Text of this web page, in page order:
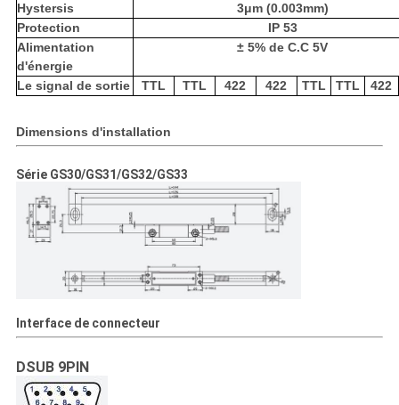
Hystersis
3μm (0.003mm)
Protection
IP 53
Alimentation
d'énergie
± 5% de C.C 5V
Le signal de sortie TTL TTL 422 422 TTL TTL 422
Dimensions d'installation
Série GS30/GS31/GS32/GS33
Interface de connecteur
DSUB 9PIN